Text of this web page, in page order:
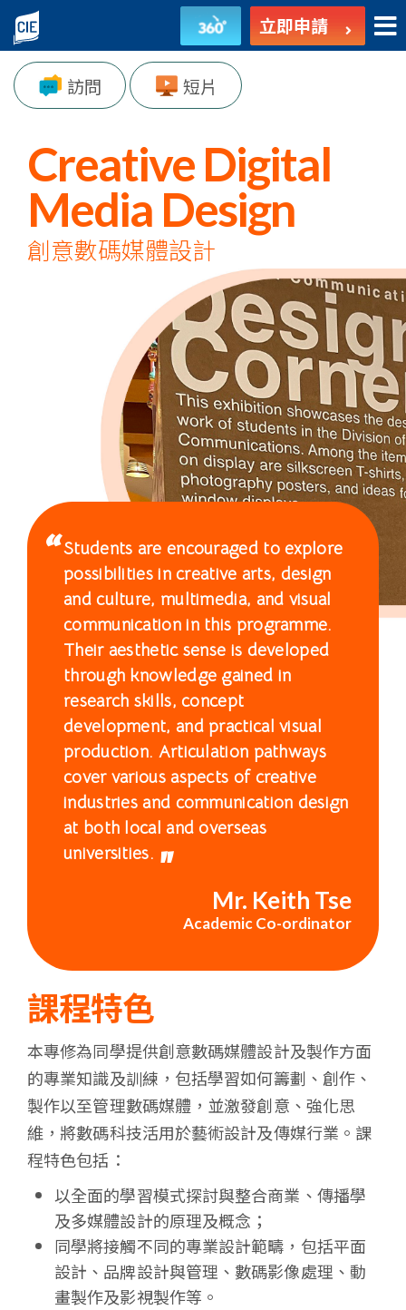
創
意
數
媒
設
程
大
學
立即申請
訪問 短片
Creative Digital
Media Design
創意數碼媒體設計
Students are encouraged to explore
possibilities in creative arts, design
and culture, multimedia, and visual
communication in this programme.
Their aesthetic sense is developed
through knowledge gained in
research skills, concept
development, and practical visual
production. Articulation pathways
cover various aspects of creative
industries and communication design
at both local and overseas
universities.
Mr. Keith Tse
Academic Co-ordinator
課程特色
本專修為同學提供創意數碼媒體設計及製作方面
的專業知識及訓練，包括學習如何籌劃、創作、
製作以至管理數碼媒體，並激發創意、強化思
維，將數碼科技活用於藝術設計及傳媒行業。課
程特色包括：
以全面的學習模式探討與整合商業、傳播學
及多媒體設計的原理及概念；
同學將接觸不同的專業設計範疇，包括平面
設計、品牌設計與管理、數碼影像處理、動
畫製作及影視製作等。